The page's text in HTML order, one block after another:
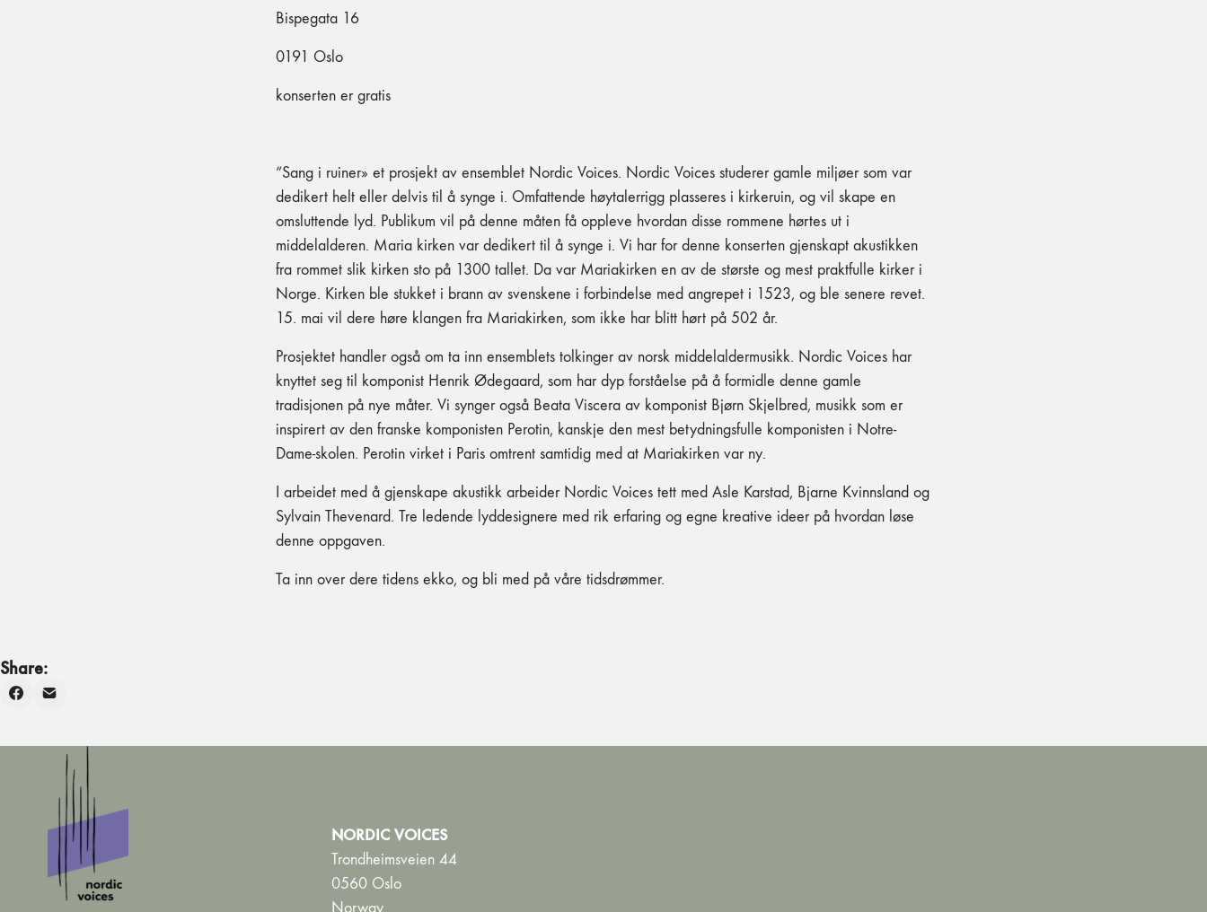
Bispegata 16
0191 Oslo
konserten er gratis
“Sang i ruiner» et prosjekt av ensemblet Nordic Voices. Nordic Voices studerer gamle miljøer som var
dedikert helt eller delvis til å synge i. Omfattende høytalerrigg plasseres i kirkeruin, og vil skape en
omsluttende lyd. Publikum vil på denne måten få oppleve hvordan disse rommene hørtes ut i
middelalderen. Maria kirken var dedikert til å synge i. Vi har for denne konserten gjenskapt akustikken
fra rommet slik kirken sto på 1300 tallet. Da var Mariakirken en av de største og mest praktfulle kirker i
Norge. Kirken ble stukket i brann av svenskene i forbindelse med angrepet i 1523, og ble senere revet.
15. mai vil dere høre klangen fra Mariakirken, som ikke har blitt hørt på 502 år.
Prosjektet handler også om ta inn ensemblets tolkinger av norsk middelaldermusikk. Nordic Voices har
knyttet seg til komponist Henrik Ødegaard, som har dyp forståelse på å formidle denne gamle
tradisjonen på nye måter. Vi synger også Beata Viscera av komponist Bjørn Skjelbred, musikk som er
inspirert av den franske komponisten Perotin, kanskje den mest betydningsfulle komponisten i Notre-
Dame-skolen. Perotin virket i Paris omtrent samtidig med at Mariakirken var ny.
I arbeidet med å gjenskape akustikk arbeider Nordic Voices tett med Asle Karstad, Bjarne Kvinnsland og
Sylvain Thevenard. Tre ledende lyddesignere med rik erfaring og egne kreative ideer på hvordan løse
denne oppgaven.
Ta inn over dere tidens ekko, og bli med på våre tidsdrømmer.
Share:
NORDIC VOICES
Trondheimsveien 44
0560 Oslo
Norway